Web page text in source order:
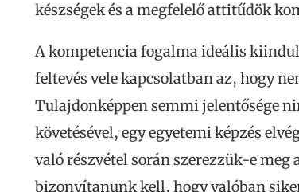
készségek és a megfelelő attitűdök
A kompetencia fogalma ideális
feltevés vele kapcsolatban az, hogy
Tulajdonképpen semmi jelentősége
követésével, egy egyetemi képzés
való részvétel során szerezzük-e meg
bizonyítanunk kell, hogy valóban